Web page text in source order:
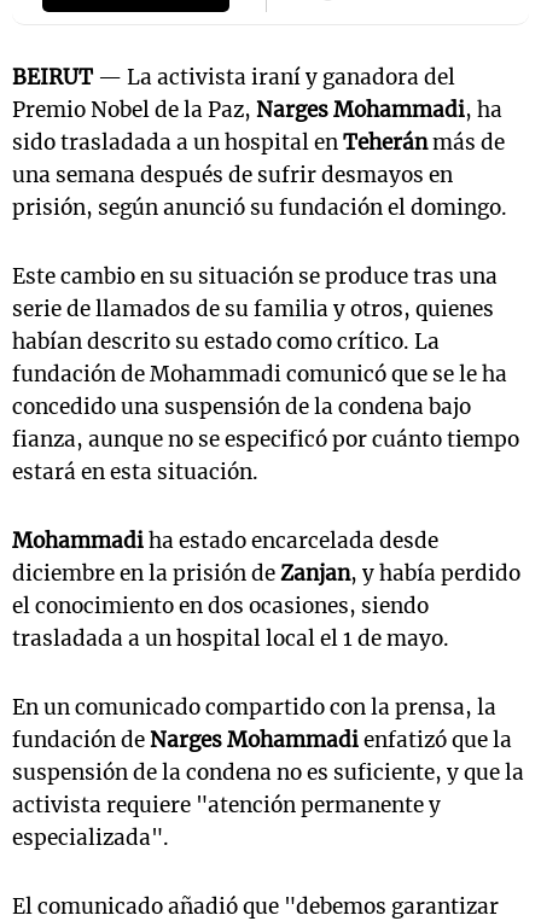
BEIRUT — La activista iraní y ganadora del
Premio Nobel de la Paz, Narges Mohammadi, ha
sido trasladada a un hospital enTeheránmás de
una semana después de sufrir desmayos en
prisión, según anunció su fundación el domingo.
Este cambio en su situación se produce tras una
serie de llamados de su familia y otros, quienes
habían descrito su estado como crítico. La
fundación de Mohammadi comunicó que se le ha
concedido una suspensión de la condena bajo
fianza, aunque no se especificó por cuánto tiempo
estará en esta situación.
Mohammadiha estado encarcelada desde
diciembre en la prisión deZanjan, y había perdido
el conocimiento en dos ocasiones, siendo
trasladada a un hospital local el 1 de mayo.
En un comunicado compartido con la prensa, la
fundación deNarges Mohammadienfatizó que la
suspensión de la condena no es suficiente, y que la
activista requiere "atención permanente y
especializada".
El comunicado añadió que "debemos garantizar